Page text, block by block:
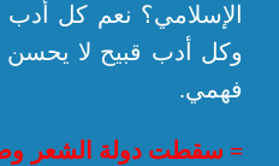
الإسلامي؟ نعم كل
وكل أدب قبيح لا يحسن
فهمي.
= سقطت دولة الشعر